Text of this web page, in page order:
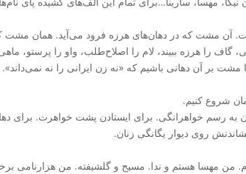
آن مشت که در دهان‌های هرزه فرود می‌آید. همان مشت
گاف را هرزه ببیند، لام را اصلاح‌طلب، واو را پرستو،
مشت بر آن دهانی باشیم که «نه زن ایرانی را نه نمی‌داند».
شروع کنیم.
رسم خواهرانگی. برای ایستادن پشت خواهرت. برای
روی دیوار یگانگی زنان.
من مهسا هستم و ندا. مسیح و گلشیفته‌. من هزارنامی